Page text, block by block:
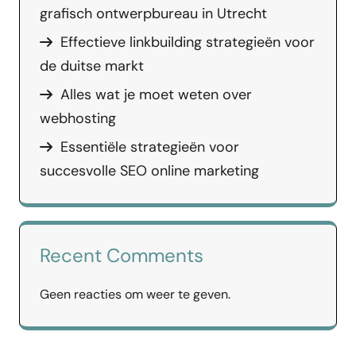
grafisch ontwerpbureau in Utrecht
Effectieve linkbuilding strategieën voor
de duitse markt
Alles wat je moet weten over
webhosting
Essentiële strategieën voor
succesvolle SEO online marketing
Recent Comments
Geen reacties om weer te geven.